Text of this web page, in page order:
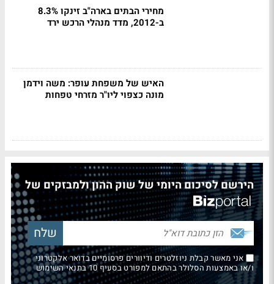
מחירי הבתים בארה"ב זינקו 8.3%
ב-2012, מדד מנהלי הרכש ירד
האיש של משפחת עופר: משה וידמן
מונה כצפוי ליו"ר מזרחי טפחות
הירשם לסיכום היומי של שוק ההון ולמבזקים של
אני מאשר קבלת ניוזלטרים ודיוורים פרסומיים בדואר אלקטרוני
ו/או באמצעות הסלולר בהתאם למפורט בסעיף 10 בתנאי השימוש